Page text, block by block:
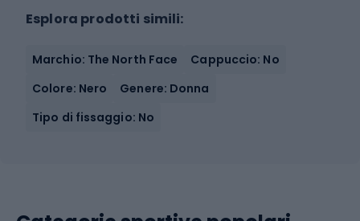
Esplora prodotti simili:
Marchio: The North Face
Cappuccio: No
Colore: Nero
Genere: Donna
Tipo di fissaggio: No